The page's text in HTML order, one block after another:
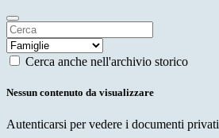
Cerca anche nell'archivio storico
Nessun contenuto da visualizzare
Autenticarsi per vedere i documenti privati